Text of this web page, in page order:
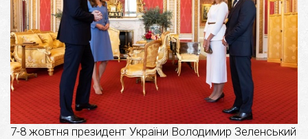
7-8 жовтня президент України Володимир Зеленський